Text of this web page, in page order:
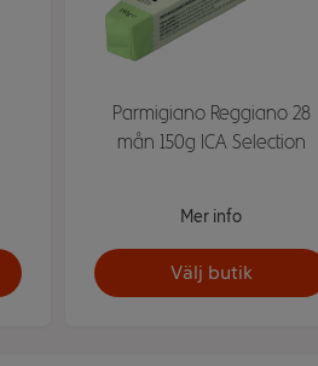
Parmigiano Reggiano 28
mån 150g ICA Selection
Mer info
Välj butik